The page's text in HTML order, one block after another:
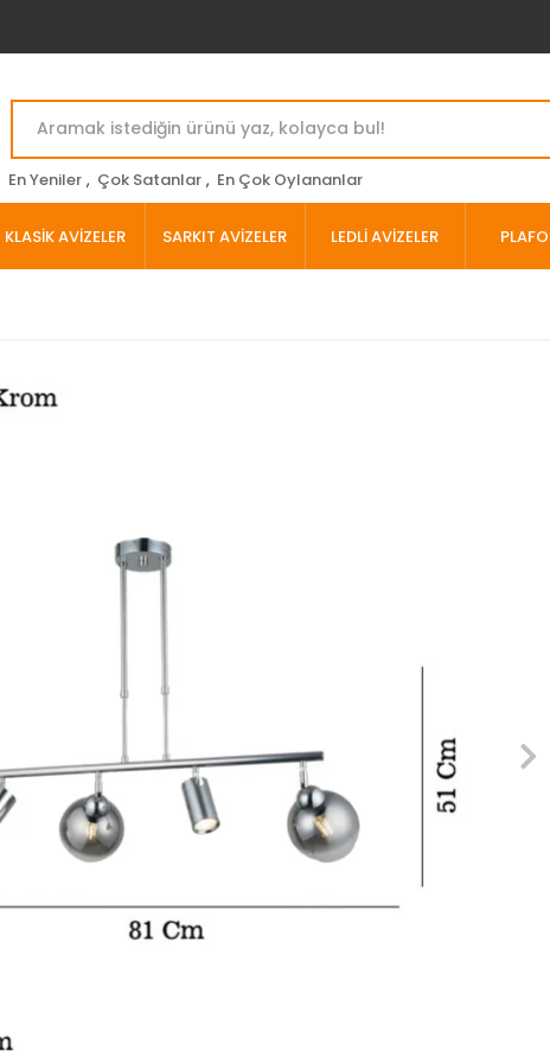
En Yeniler , Çok Satanlar , En Çok Oylananlar
KLASİK AVİZELER SARKIT AVİZELER LEDLİ AVİZELER